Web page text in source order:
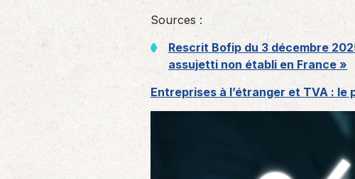
Sources :
Rescrit Bofip du 3 décembre
assujetti non établi en France »
Entreprises à l’étranger et TVA :